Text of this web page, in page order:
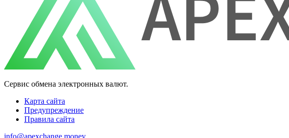
Сервис обмена электронных валют.
Карта сайта
Предупреждение
Правила сайта
info@apexchange.money